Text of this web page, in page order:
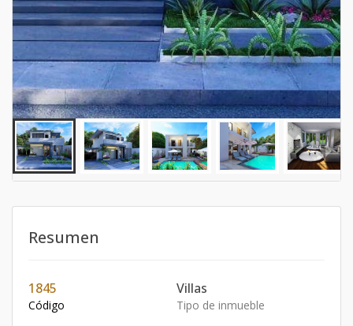
Resumen
1845
Código
Villas
Tipo de inmueble